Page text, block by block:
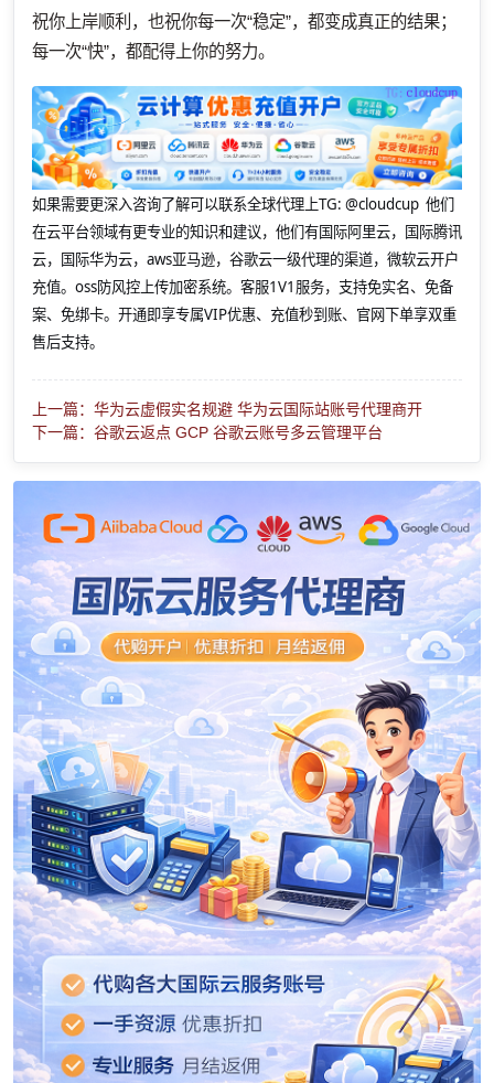
祝你上岸顺利，也祝你每一次“稳定”，都变成真正的结果；
每一次“快”，都配得上你的努力。
如果需要更深入咨询了解可以联系全球代理上TG: @cloudcup 他们
在云平台领域有更专业的知识和建议，他们有国际阿里云，国际腾讯
云，国际华为云，aws亚马逊，谷歌云一级代理的渠道，微软云开户
充值。oss防风控上传加密系统。客服1V1服务，支持免实名、免备
案、免绑卡。开通即享专属VIP优惠、充值秒到账、官网下单享双重
售后支持。
上一篇：华为云虚假实名规避 华为云国际站账号代理商开
下一篇：谷歌云返点 GCP 谷歌云账号多云管理平台